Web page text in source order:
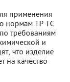
применения
нормам ТР ТС
требованиям
и
что изделие
на качество